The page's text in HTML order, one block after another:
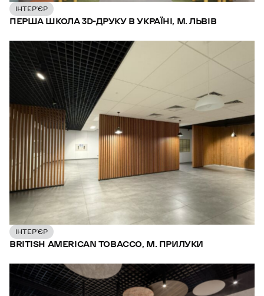
ІНТЕР’ЄР
ПЕРША ШКОЛА 3D-ДРУКУ В УКРАЇНІ, М. ЛЬВІВ
ІНТЕР’ЄР
BRITISH AMERICAN TOBACCO, М. ПРИЛУКИ